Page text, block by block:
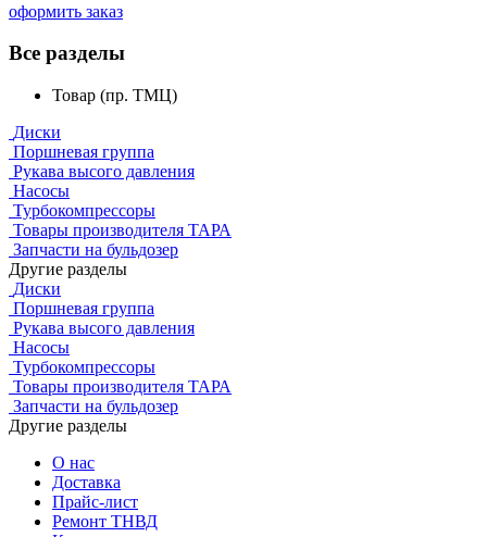
оформить заказ
Все разделы
Товар (пр. ТМЦ)
Диски
Поршневая группа
Рукава высого давления
Насосы
Турбокомпрессоры
Товары производителя ТАРА
Запчасти на бульдозер
Другие разделы
Диски
Поршневая группа
Рукава высого давления
Насосы
Турбокомпрессоры
Товары производителя ТАРА
Запчасти на бульдозер
Другие разделы
О нас
Доставка
Прайс-лист
Ремонт ТНВД